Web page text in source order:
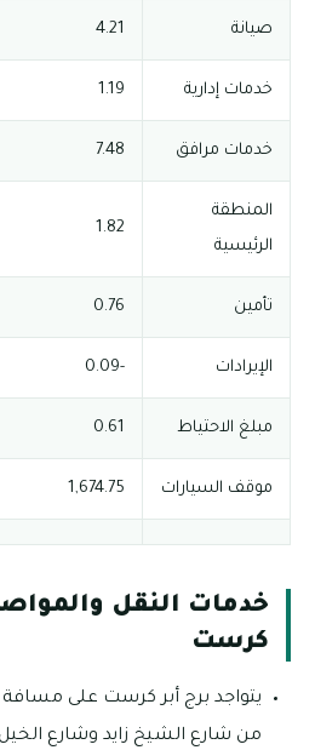
صيانة 4.21
خدمات إدارية 1.19
خدمات مرافق 7.48
المنطقة
الرئيسية
1.82
تأمين 0.76
الإيرادات -0.09
مبلغ الاحتياط 0.61
موقف السيارات 1,674.75
خدمات النقل
كرست
يتواجد برج أبر كرست على
من شارع الشيخ زايد وشارع